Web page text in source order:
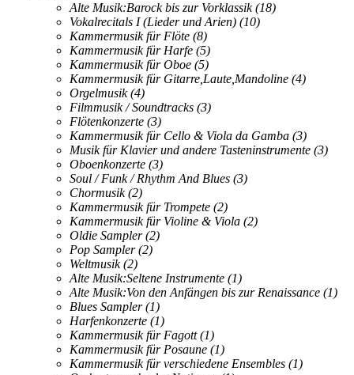
Alte Musik:Barock bis zur Vorklassik (18)
Vokalrecitals I (Lieder und Arien) (10)
Kammermusik für Flöte (8)
Kammermusik für Harfe (5)
Kammermusik für Oboe (5)
Kammermusik für Gitarre,Laute,Mandoline (4)
Orgelmusik (4)
Filmmusik / Soundtracks (3)
Flötenkonzerte (3)
Kammermusik für Cello & Viola da Gamba (3)
Musik für Klavier und andere Tasteninstrumente (3)
Oboenkonzerte (3)
Soul / Funk / Rhythm And Blues (3)
Chormusik (2)
Kammermusik für Trompete (2)
Kammermusik für Violine & Viola (2)
Oldie Sampler (2)
Pop Sampler (2)
Weltmusik (2)
Alte Musik:Seltene Instrumente (1)
Alte Musik:Von den Anfängen bis zur Renaissance (1)
Blues Sampler (1)
Harfenkonzerte (1)
Kammermusik für Fagott (1)
Kammermusik für Posaune (1)
Kammermusik für verschiedene Ensembles (1)